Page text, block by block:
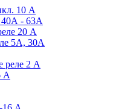
10 A
40А - 63А
20 A
5А, 30А
реле 2 A
A